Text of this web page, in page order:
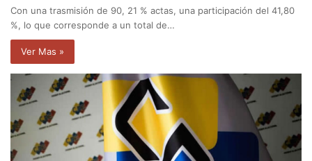
Con una trasmisión de 90, 21 % actas, una participación del 41,80
%, lo que corresponde a un total de…
Ver Mas »